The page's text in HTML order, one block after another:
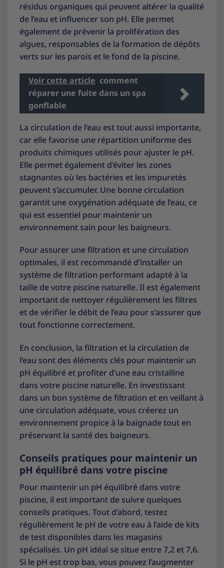
résidus organiques qui peuvent altérer la qualité
de l’eau et influencer son pH. Elle permet
également de prévenir la prolifération des
algues, responsables de la formation de dépôts
verts sur les parois et le fond de la piscine.
Voir cette article comment
réparer une fuite dans un spa
gonflable
La circulation de l’eau est tout aussi importante,
car elle favorise une répartition uniforme des
produits chimiques utilisés pour ajuster le pH.
Elle permet également d’éviter les zones
stagnantes où les bactéries et les impuretés
peuvent s’accumuler. Une bonne circulation
garantit une oxygénation adéquate de l’eau, ce
qui est essentiel pour maintenir un
environnement sain pour les baigneurs.
Pour assurer une filtration et une circulation
optimales, il est recommandé d’installer un
système de filtration performant adapté à la
taille de votre piscine naturelle. Il est également
important de nettoyer régulièrement les filtres
et de vérifier le débit de l’eau pour s’assurer que
tout fonctionne correctement.
En conclusion, la filtration et la circulation de
l’eau sont des éléments clés pour maintenir un
pH équilibré et profiter d’une eau cristalline
dans votre piscine naturelle. En investissant
dans un bon système de filtration et en veillant à
une circulation adéquate, vous créerez un
environnement propice à la baignade tout en
préservant la santé des baigneurs.
Conseils pratiques pour maintenir un
pH équilibré dans votre piscine
Pour maintenir un pH équilibré dans votre
piscine, il est important de suivre quelques
conseils pratiques. Tout d’abord, testez
régulièrement le pH de votre eau à l’aide de kits
de test disponibles dans les magasins
spécialisés. Un pH idéal se situe entre 7,2 et 7,6.
Si le pH est trop bas, vous pouvez l’augmenter